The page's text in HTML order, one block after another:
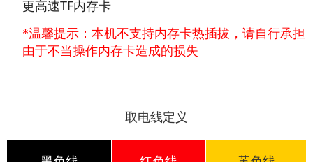
更高速TF内存卡
*温馨提示：本机不支持内存卡热插拔，请自行承担
由于不当操作内存卡造成的损失
取电线定义